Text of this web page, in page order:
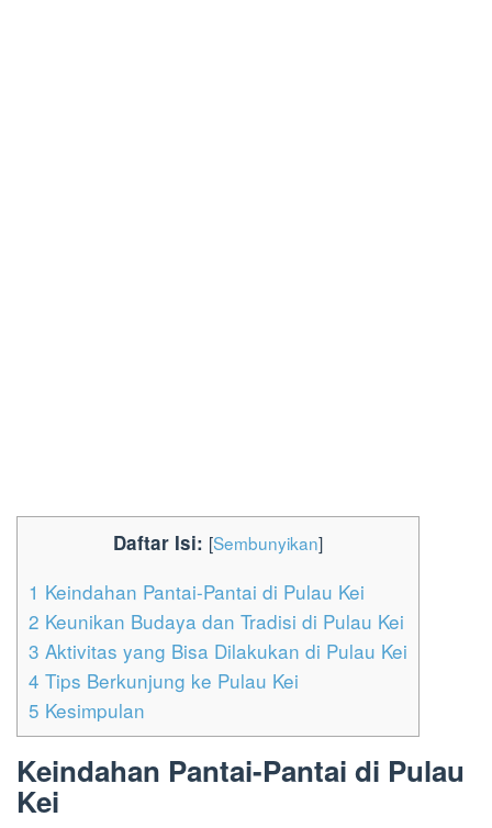
Daftar Isi: [Sembunyikan]
1 Keindahan Pantai-Pantai di Pulau Kei
2 Keunikan Budaya dan Tradisi di Pulau Kei
3 Aktivitas yang Bisa Dilakukan di Pulau Kei
4 Tips Berkunjung ke Pulau Kei
5 Kesimpulan
Keindahan Pantai-Pantai di Pulau
Kei